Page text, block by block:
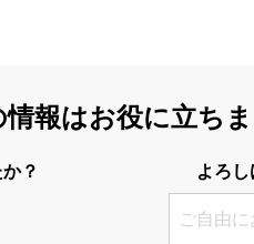
情報はお役に立ち
？
よろ